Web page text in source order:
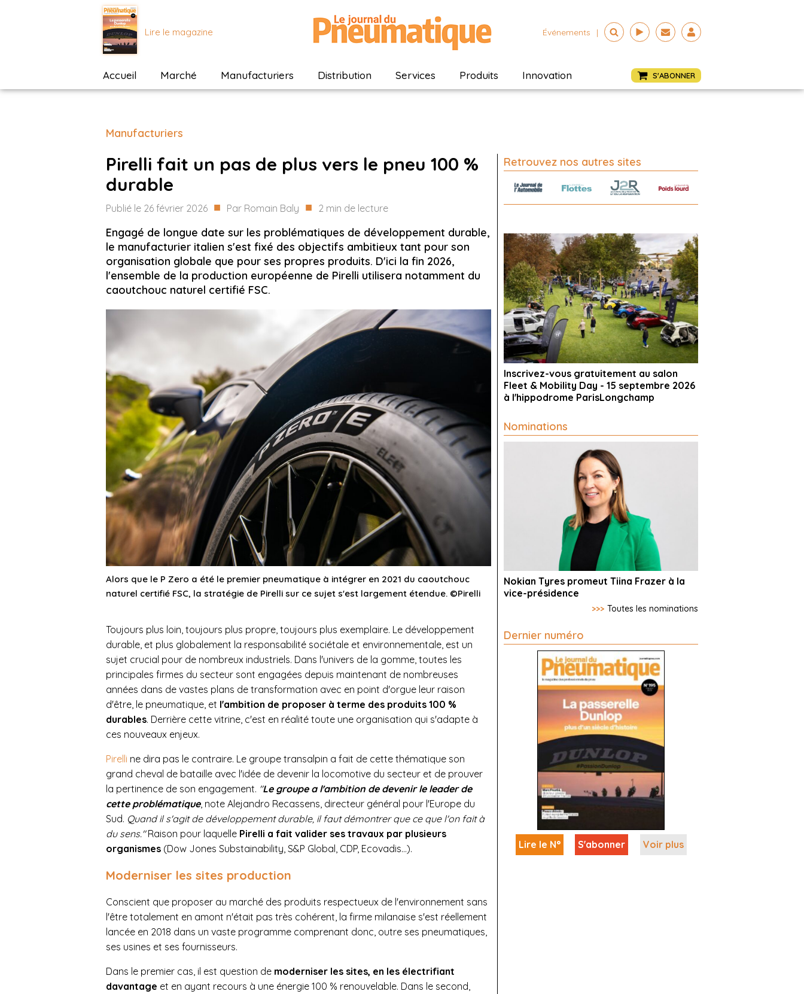
Lire le magazine Événements |
Accueil Marché Manufacturiers Distribution Services Produits Innovation S'ABONNER
Manufacturiers
Pirelli fait un pas de plus vers le pneu 100 %
durable
Publié le 26 février 2026 ■ Par Romain Baly ■ 2 min de lecture
Engagé de longue date sur les problématiques de développement durable,
le manufacturier italien s'est fixé des objectifs ambitieux tant pour son
organisation globale que pour ses propres produits. D'ici la fin 2026,
l'ensemble de la production européenne de Pirelli utilisera notamment du
caoutchouc naturel certifié FSC.
Alors que le P Zero a été le premier pneumatique à intégrer en 2021 du caoutchouc
naturel certifié FSC, la stratégie de Pirelli sur ce sujet s'est largement étendue. ©Pirelli
Toujours plus loin, toujours plus propre, toujours plus exemplaire. Le développement
durable, et plus globalement la responsabilité sociétale et environnementale, est un
sujet crucial pour de nombreux industriels. Dans l'univers de la gomme, toutes les
principales firmes du secteur sont engagées depuis maintenant de nombreuses
années dans de vastes plans de transformation avec en point d'orgue leur raison
d'être, le pneumatique, et l'ambition de proposer à terme des produits 100 %
durables. Derrière cette vitrine, c'est en réalité toute une organisation qui s'adapte à
ces nouveaux enjeux.
Pirelli ne dira pas le contraire. Le groupe transalpin a fait de cette thématique son
grand cheval de bataille avec l'idée de devenir la locomotive du secteur et de prouver
la pertinence de son engagement. "Le groupe a l'ambition de devenir le leader de
cette problématique, note Alejandro Recassens, directeur général pour l'Europe du
Sud. Quand il s'agit de développement durable, il faut démontrer que ce que l'on fait à
du sens."Raison pour laquelle Pirelli a fait valider ses travaux par plusieurs
organismes (Dow Jones Substainability, S&P Global, CDP, Ecovadis…).
Moderniser les sites production
Conscient que proposer au marché des produits respectueux de l'environnement sans
l'être totalement en amont n'était pas très cohérent, la firme milanaise s'est réellement
lancée en 2018 dans un vaste programme comprenant donc, outre ses pneumatiques,
ses usines et ses fournisseurs.
Dans le premier cas, il est question de moderniser les sites, en les électrifiant
davantage et en ayant recours à une énergie 100 % renouvelable. Dans le second,
Retrouvez nos autres sites
Inscrivez-vous gratuitement au salon
Fleet & Mobility Day - 15 septembre 2026
à l'hippodrome ParisLongchamp
Nominations
Nokian Tyres promeut Tiina Frazer à la
vice-présidence
>>> Toutes les nominations
Dernier numéro
Lire le N° S'abonner Voir plus